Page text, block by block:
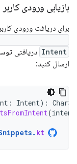
بازیابی ورودی
برای دریافت ورودی
Intent دریافتی
ارسال کنید:
: Intent):
(intent
. kt